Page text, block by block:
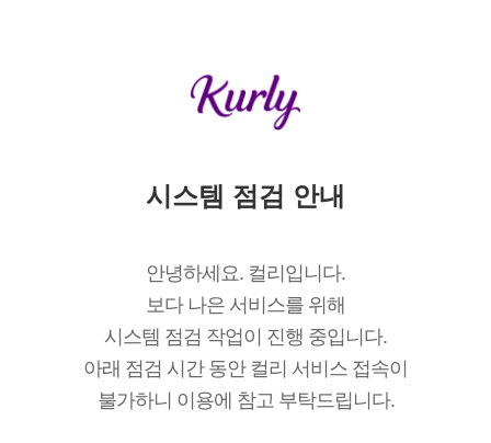
시스템 점검 안내
안녕하세요. 컬리입니다.
보다 나은 서비스를 위해
시스템 점검 작업이 진행 중입니다.
아래 점검 시간 동안 컬리 서비스 접속이
불가하니 이용에 참고 부탁드립니다.